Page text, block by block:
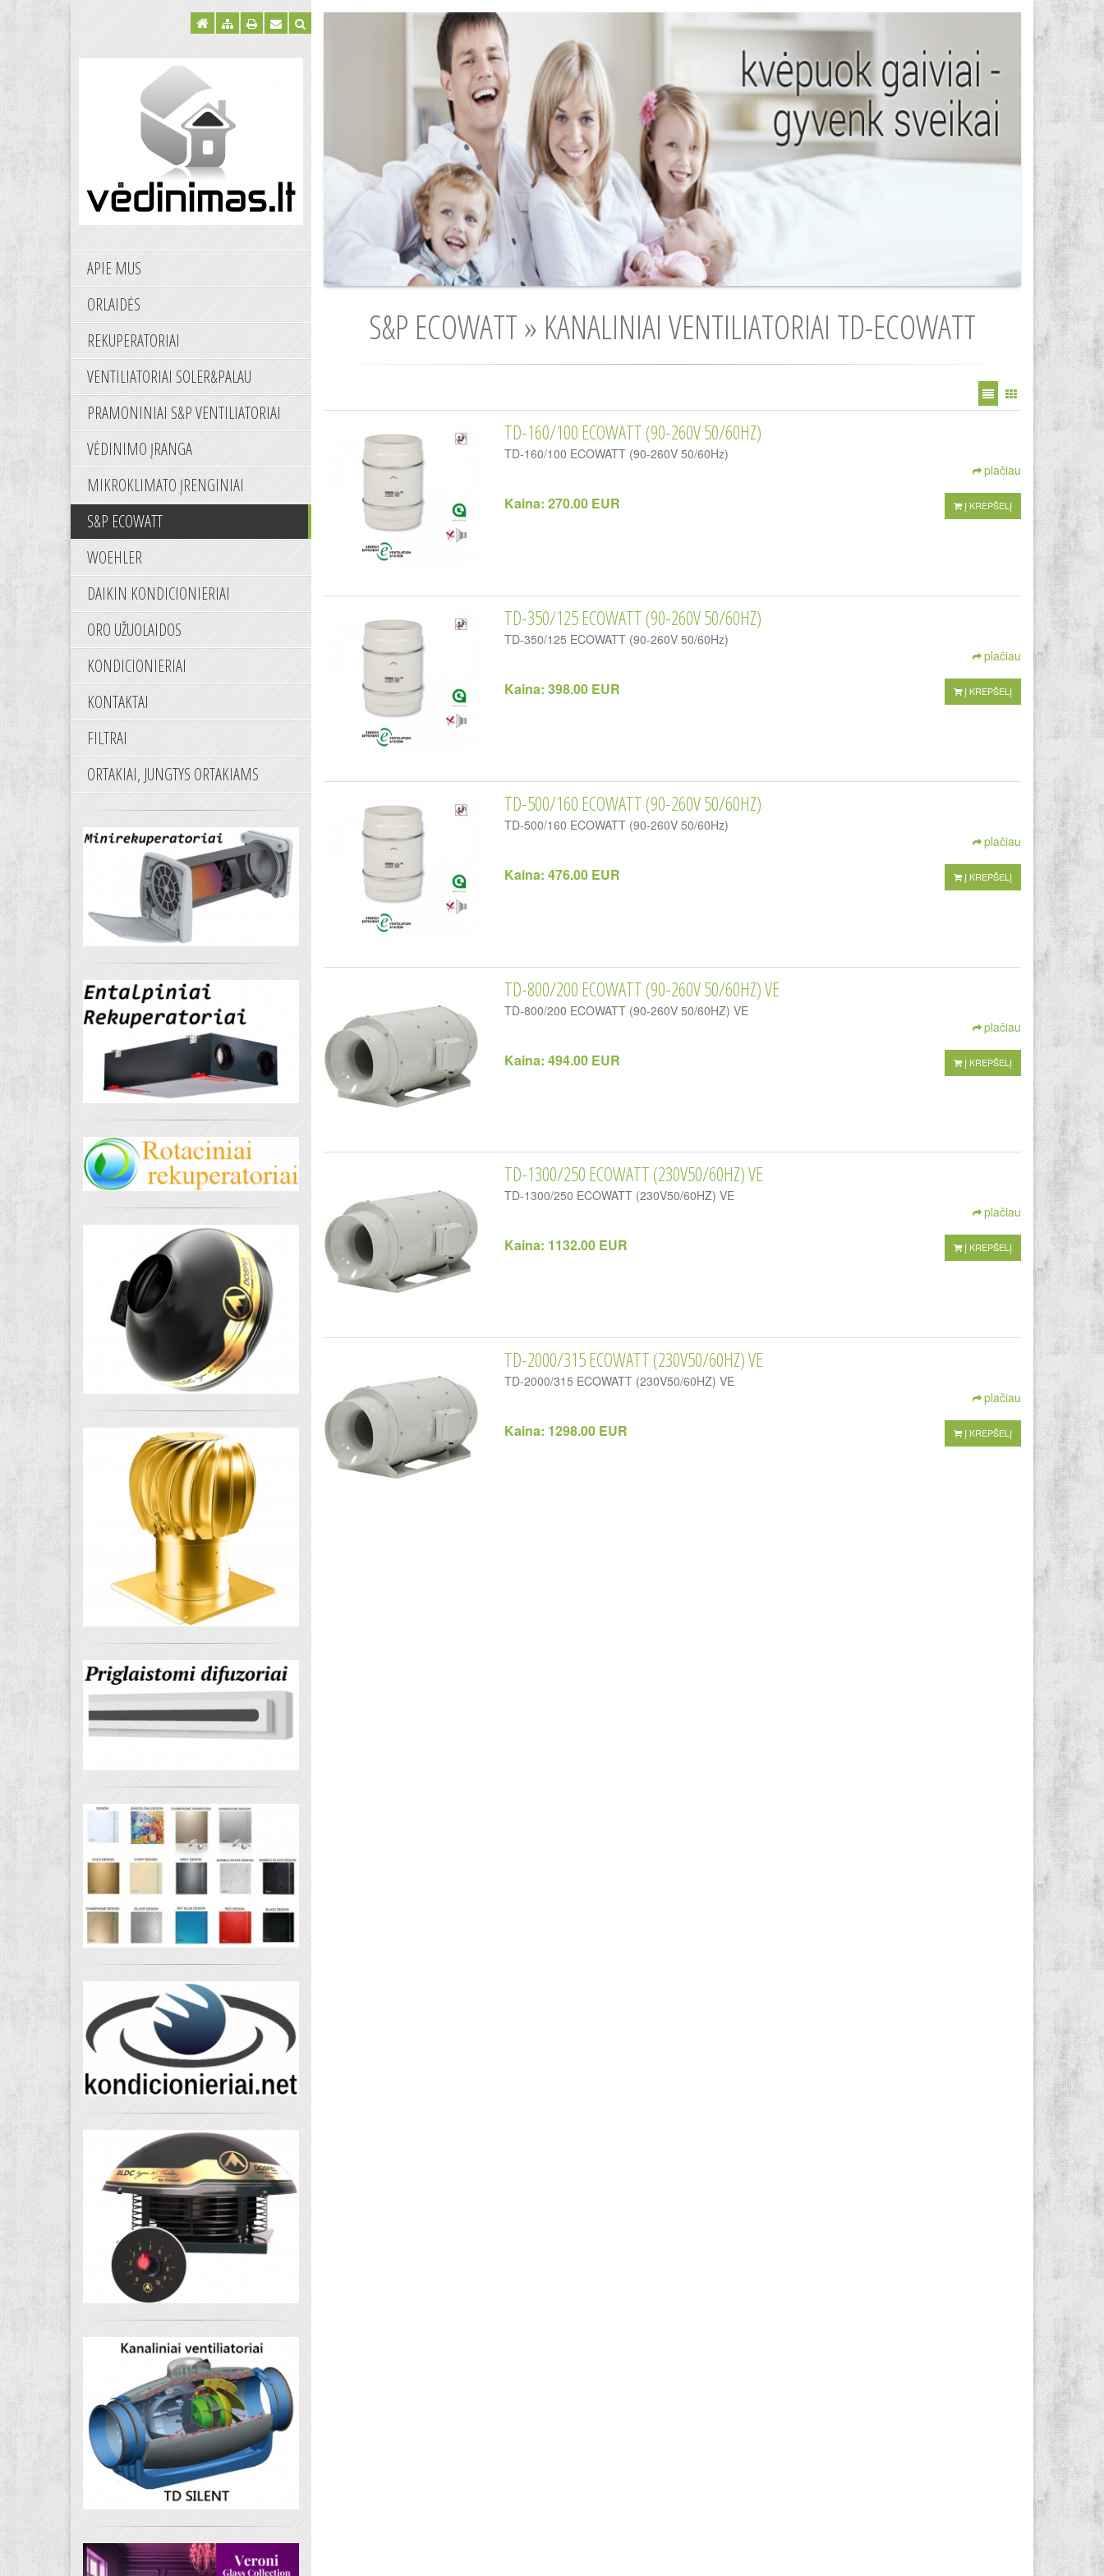
APIE MUS
ORLAIDĖS
REKUPERATORIAI
VENTILIATORIAI SOLER&PALAU
PRAMONINIAI S&P VENTILIATORIAI
VĖDINIMO ĮRANGA
MIKROKLIMATO ĮRENGINIAI
S&P ECOWATT
WOEHLER
DAIKIN KONDICIONIERIAI
ORO UŽUOLAIDOS
KONDICIONIERIAI
KONTAKTAI
FILTRAI
ORTAKIAI, JUNGTYS ORTAKIAMS
S&P ECOWATT » KANALINIAI VENTILIATORIAI TD-ECOWATT
TD-160/100 ECOWATT (90-260V 50/60HZ)
TD-160/100 ECOWATT (90-260V 50/60Hz)
plačiau
Kaina: 270.00 EUR Į KREPŠELĮ
TD-350/125 ECOWATT (90-260V 50/60HZ)
TD-350/125 ECOWATT (90-260V 50/60Hz)
plačiau
Kaina: 398.00 EUR Į KREPŠELĮ
TD-500/160 ECOWATT (90-260V 50/60HZ)
TD-500/160 ECOWATT (90-260V 50/60Hz)
plačiau
Kaina: 476.00 EUR Į KREPŠELĮ
TD-800/200 ECOWATT (90-260V 50/60HZ) VE
TD-800/200 ECOWATT (90-260V 50/60HZ) VE
plačiau
Kaina: 494.00 EUR Į KREPŠELĮ
TD-1300/250 ECOWATT (230V50/60HZ) VE
TD-1300/250 ECOWATT (230V50/60HZ) VE
plačiau
Kaina: 1132.00 EUR Į KREPŠELĮ
TD-2000/315 ECOWATT (230V50/60HZ) VE
TD-2000/315 ECOWATT (230V50/60HZ) VE
plačiau
Kaina: 1298.00 EUR Į KREPŠELĮ